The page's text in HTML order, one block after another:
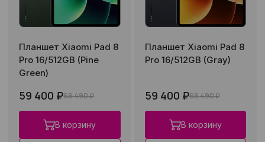
Планшет Xiaomi Pad 8
Pro 16/512GB (Pine
Green)
59 400 ₽68 490 ₽
В корзину
Планшет Xiaomi Pad 8
Pro 16/512GB (Gray)
59 400 ₽68 490 ₽
В корзину